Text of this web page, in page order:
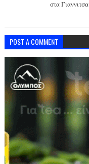
στα Γιαννιτσα
POST A COMMENT